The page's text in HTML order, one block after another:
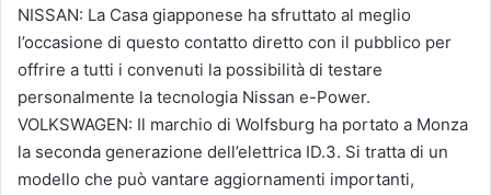
NISSAN: La Casa giapponese ha sfruttato al meglio
l’occasione di questo contatto diretto con il pubblico per
offrire a tutti i convenuti la possibilità di testare
personalmente la tecnologia Nissan e-Power.
VOLKSWAGEN: Il marchio di Wolfsburg ha portato a Monza
la seconda generazione dell’elettrica ID.3. Si tratta di un
modello che può vantare aggiornamenti importanti,